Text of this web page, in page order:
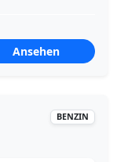
Ansehen
BENZIN